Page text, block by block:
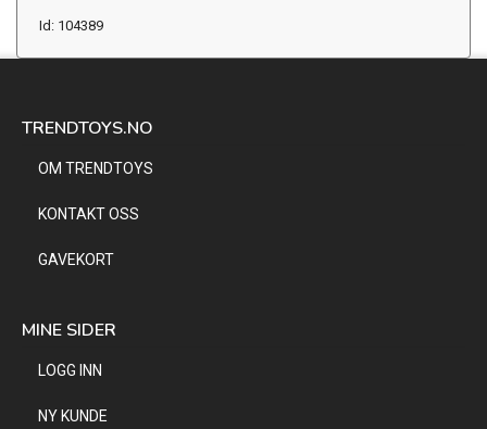
Id: 104389
TRENDTOYS.NO
OM TRENDTOYS
KONTAKT OSS
GAVEKORT
MINE SIDER
LOGG INN
NY KUNDE